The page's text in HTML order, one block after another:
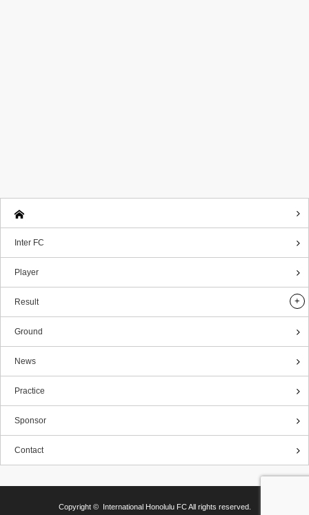
Inter FC
Player
Result
Ground
News
Practice
Sponsor
Contact
Copyright © International Honolulu FCAll rights reserved.